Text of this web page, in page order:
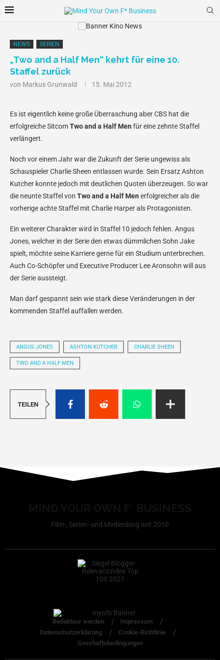
NEWS SERIEN
„Two and a Half Men“ kehrt für eine 10.
Staffel zurück
von Markus Grunwald 15. Mai 2012
Es ist eigentlich keine große Überraschung aber CBS hat die
erfolgreiche SitcomTwo and a Half Men für eine zehnte Staffel
verlängert.
Noch vor einem Jahr war die Zukunft der Serie ungewiss als
Schauspieler Charlie Sheen entlassen wurde. Sein Ersatz Ashton
Kutcher konnte jedoch mit deutlichen Quoten überzeugen. So war
die neunte Staffel von Two and a Half Men erfolgreicher als die
vorherige achte Staffel mit Charlie Harper als Protagonisten.
Ein weiterer Charakter wird in Staffel 10 jedoch fehlen. Angus
Jones, welcher in der Serie den etwas dümmlichen Sohn Jake
spielt, möchte seine Karriere gerne für ein Studium unterbrechen.
Auch Co-Schöpfer und Executive Producer Lee Aronsohn will aus
der Serie aussteigt.
Man darf gespannt sein wie stark diese Veränderungen in der
kommenden Staffel auffallen werden.
ANGUS JONES ASHTON KUTCHER CHARLIE SHEEN
TWO AND A HALF MEN
TEILEN
Film-, Serien- und Medienblog seit 2010
Redakteur werden
Impressum
Datenschutzerklärung
Cookie-Richtlinie
Geschäftsbedingungen